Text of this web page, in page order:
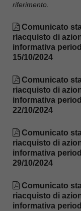
riferimento.
Comunicato
riacquisto di
informativa
15/10/2024
Comunicato
riacquisto di
informativa
22/10/2024
Comunicato
riacquisto di
informativa
29/10/2024
Comunicato
riacquisto di
informativa